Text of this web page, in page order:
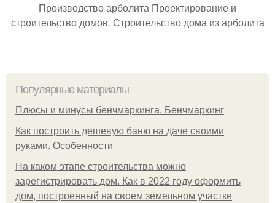
Производство арболита Проектирование и
строительство домов. Строительство дома из арболита
Популярные материалы
Плюсы и минусы бенчмаркинга. Бенчмаркинг
Как построить дешевую баню на даче своими
руками. Особенности
На каком этапе строительства можно
зарегистрировать дом. Как в 2022 году оформить
дом, построенный на своем земельном участке